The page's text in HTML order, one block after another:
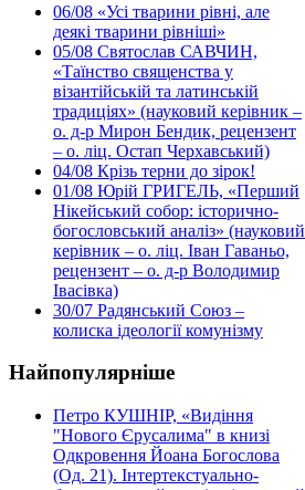
06/08 «Усі тварини рівні, але
деякі тварини рівніші»
05/08 Святослав САВЧИН,
«Таїнство священства у
візантійській та латинській
традиціях» (науковий керівник –
о. д-р Мирон Бендик, рецензент
– о. ліц. Остап Черхавський)
04/08 Крізь терни до зірок!
01/08 Юрій ГРИГЕЛЬ, «Перший
Нікейський собор: історично-
богословський аналіз» (науковий
керівник – о. ліц. Іван Гаваньо,
рецензент – о. д-р Володимир
Івасівка)
30/07 Радянський Союз –
колиска ідеології комунізму
Найпопулярніше
Петро КУШНІР, «Видіння
"Нового Єрусалима" в книзі
Одкровення Йоана Богослова
(Од. 21). Інтертекстуально-